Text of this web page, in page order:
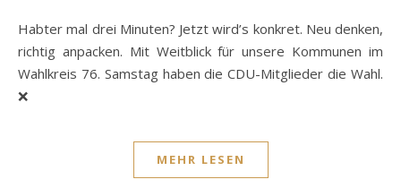
Habter mal drei Minuten? Jetzt wird’s konkret. Neu denken,
richtig anpacken. Mit Weitblick für unsere Kommunen im
Wahlkreis 76. Samstag haben die CDU-Mitglieder die Wahl.
❌
MEHR LESEN